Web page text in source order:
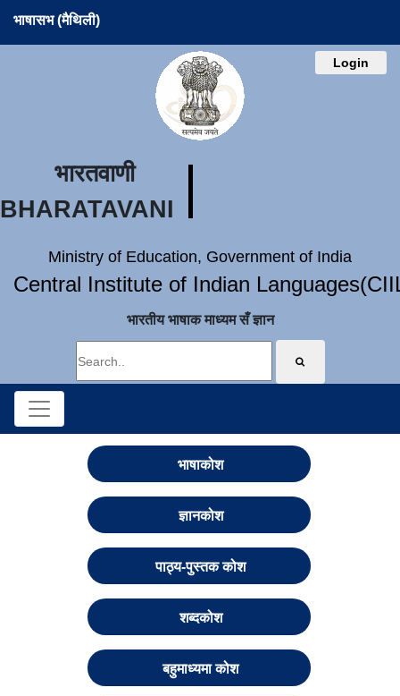
भाषासभ (मैथिली)
Login
भारतवाणी
BHARATAVANI
Ministry of Education, Government of India
Central Institute of Indian
भारतीय भाषाक माध्यम सँ ज्ञान
भाषाकोश
ज्ञानकोश
पाठ्य-पुस्तक कोश
शब्दकोश
बहुमाध्यमा कोश